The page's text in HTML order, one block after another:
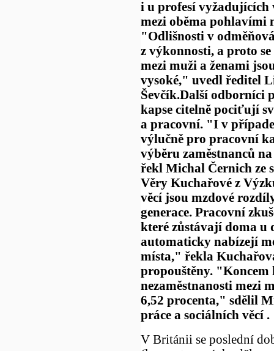
i u profesí
mezi oběma
"Odlišnosti v
z výkonnosti, a proto
mezi muži a ženami
vysoké," uvedl ředitel
Ševčík.Další odborníci
kapse citelně pociťují
a pracovní. "I v
výlučně pro pracovní
výběru zaměstnanců
řekl Michal Černich ze
Věry Kuchařové z
věcí jsou mzdové
generace. Pracovní
které zůstávají doma u
automaticky nabízejí
místa," řekla
propouštěny.
nezaměstnanosti mezi
6,52 procenta," sdělil
práce a sociálních věcí .
V Británii se poslední